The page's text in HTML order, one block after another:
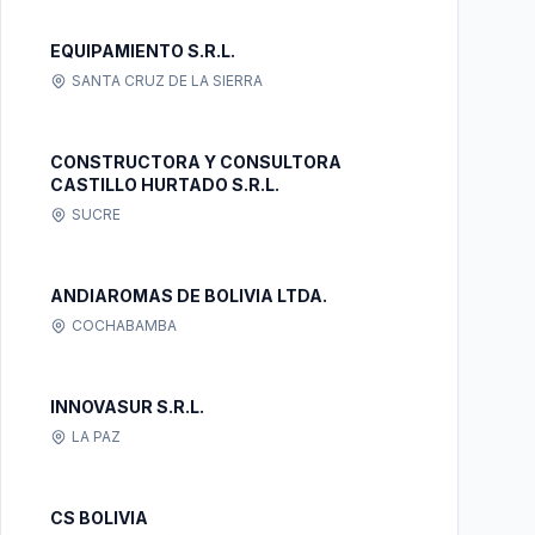
EQUIPAMIENTO S.R.L.
SANTA CRUZ DE LA SIERRA
CONSTRUCTORA Y CONSULTORA
CASTILLO HURTADO S.R.L.
SUCRE
ANDIAROMAS DE BOLIVIA LTDA.
COCHABAMBA
INNOVASUR S.R.L.
LA PAZ
CS BOLIVIA